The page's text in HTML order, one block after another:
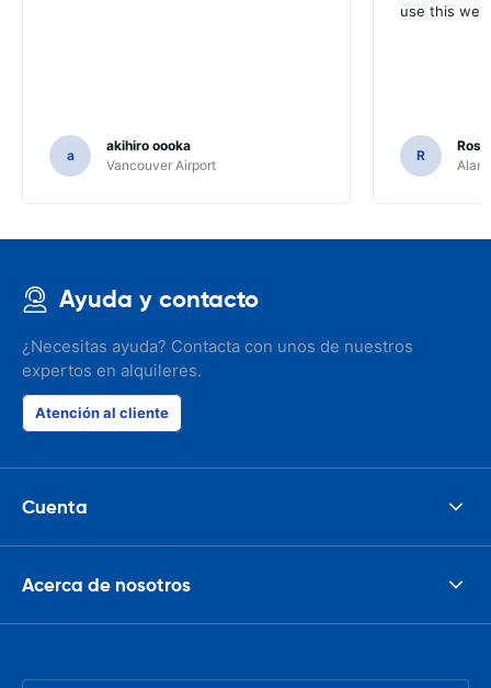
a
akihiro oooka
Vancouver Airport
use this
R
Ayuda y contacto
¿Necesitas ayuda? Contacta con unos de nuestros
expertos en alquileres.
Atención al cliente
Cuenta
Acerca de nosotros